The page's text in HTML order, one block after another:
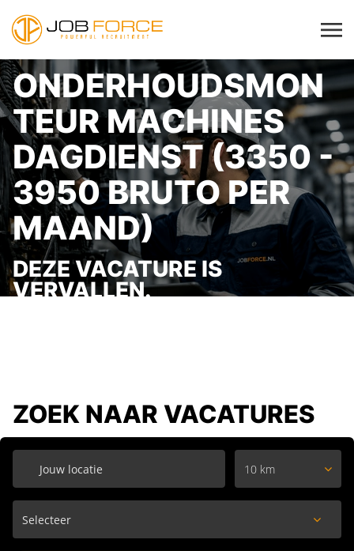
ONDERHOUDSMON
TEUR MACHINES
DAGDIENST (3350 -
3950 BRUTO PER
MAAND)
DEZE VACATURE IS
VERVALLEN.
ZOEK NAAR VACATURES
10 km